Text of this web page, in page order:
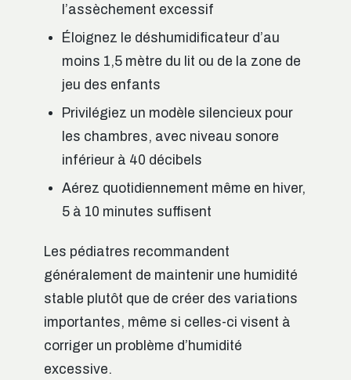
l’assèchement excessif
Éloignez le déshumidificateur d’au
moins 1,5 mètre du lit ou de la zone de
jeu des enfants
Privilégiez un modèle silencieux pour
les chambres, avec niveau sonore
inférieur à 40 décibels
Aérez quotidiennement même en hiver,
5 à 10 minutes suffisent
Les pédiatres recommandent
généralement de maintenir une humidité
stable plutôt que de créer des variations
importantes, même si celles-ci visent à
corriger un problème d’humidité
excessive.